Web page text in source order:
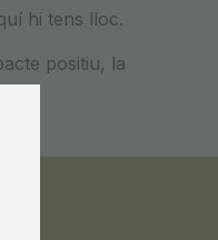
hi tens lloc.
positiu, la